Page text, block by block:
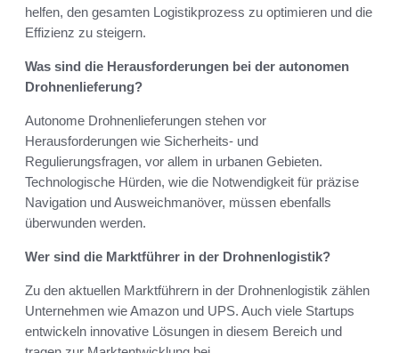
helfen, den gesamten Logistikprozess zu optimieren und die
Effizienz zu steigern.
Was sind die Herausforderungen bei der autonomen
Drohnenlieferung?
Autonome Drohnenlieferungen stehen vor
Herausforderungen wie Sicherheits- und
Regulierungsfragen, vor allem in urbanen Gebieten.
Technologische Hürden, wie die Notwendigkeit für präzise
Navigation und Ausweichmanöver, müssen ebenfalls
überwunden werden.
Wer sind die Marktführer in der Drohnenlogistik?
Zu den aktuellen Marktführern in der Drohnenlogistik zählen
Unternehmen wie Amazon und UPS. Auch viele Startups
entwickeln innovative Lösungen in diesem Bereich und